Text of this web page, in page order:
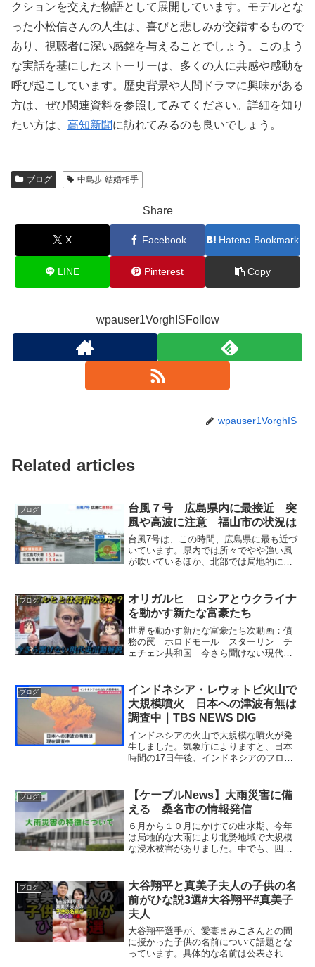
クションを交えた物語として展開しています。モデルとな
った小松信さんの人生は、喜びと悲しみが交錯するもので
あり、視聴者に深い感銘を与えることでしょう。このよう
な実話を基にしたストーリーは、多くの人に共感や感動を
呼び起こしています。歴史背景や人間ドラマに興味がある
方は、ぜひ関連資料を参照してみてください。詳細を知り
たい方は、 高知新聞に訪れてみるのも良いでしょう。
ブログ 中島歩 結婚相手
Share
X Facebook Hatena Bookmark
LINE Pinterest Copy
wpauser1VorghISFollow
wpauser1VorghIS
Related articles
ブログ
台風７号 広島県内に最接近 突
風や高波に注意 福山市の状況は
台風7号は、この時間、広島県に最も近づ
いています。県内では所々でやや強い風
が吹いているほか、北部では局地的に強
て、時速20キロで北西へと進んでいま
す。現在、中国地方は岡...
ブログ
オリガルヒ ロシアとウクライナ
を動かす新たな富豪たち
世界を動かす新たな富豪たち次動画：債
務の罠 ホロドモール スターリン チ
ェチェン共和国 今さら聞けない現代史
shown ab...
ブログ
インドネシア・レウォトビ火山で
大規模噴火 日本への津波有無は
調査中｜TBS NEWS DIG
インドネシアの火山で大規模な噴火が発
生しました。気象庁によりますと、日本
時間の17日午後、インドネシアのフロー
すと、現地当局は警戒レベルを最高度に
あげ、避難地域を火口...
ブログ
【ケーブルNews】大雨災害に備
える 桑名市の情報発信
６月から１０月にかけての出水期、今年
は局地的な大雨により北勢地域で大規模
な浸水被害がありました。中でも、四日
す。いつ起こるか分からない大雨災害に
対し、北勢地域各市町からど...
ブログ
大谷翔平と真美子夫人の子供の名
前がひな説3選#大谷翔平#真美子
夫人
大谷翔平選手が、愛妻まみこさんとの間
に授かった子供の名前について話題とな
っています。具体的な名前は公表されて